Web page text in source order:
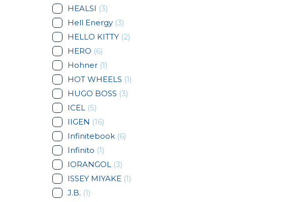
HEALSI (3)
Hell Energy (3)
HELLO KITTY (2)
HERO (6)
Hohner (1)
HOT WHEELS (1)
HUGO BOSS (3)
ICEL (5)
IIGEN (16)
Infinitebook (6)
Infinito (1)
IORANGOL (3)
ISSEY MIYAKE (1)
J.B. (1)